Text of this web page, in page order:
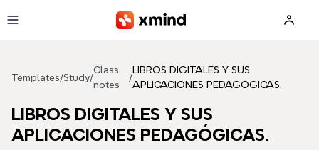
Templates/Study/
Class
notes
/
LIBROS DIGITALES Y SUS
APLICACIONES PEDAGÓGICAS.
LIBROS DIGITALES Y SUS
APLICACIONES PEDAGÓGICAS.